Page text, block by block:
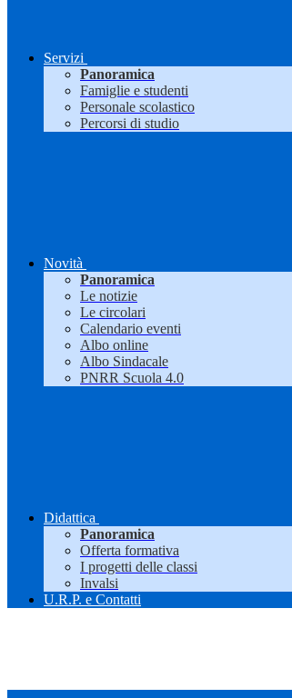
Servizi
Panoramica
Famiglie e studenti
Personale scolastico
Percorsi di studio
Novità
Panoramica
Le notizie
Le circolari
Calendario eventi
Albo online
Albo Sindacale
PNRR Scuola 4.0
Didattica
Panoramica
Offerta formativa
I progetti delle classi
Invalsi
U.R.P. e Contatti